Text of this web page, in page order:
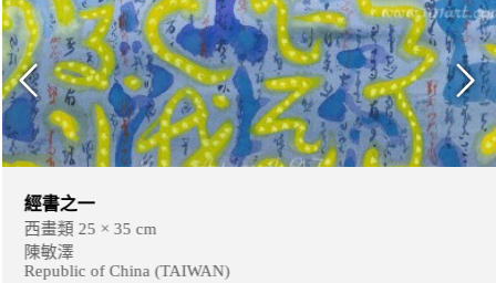
經書之一
西畫類 25 × 35 cm
陳敏澤
Republic of China (TAIWAN)